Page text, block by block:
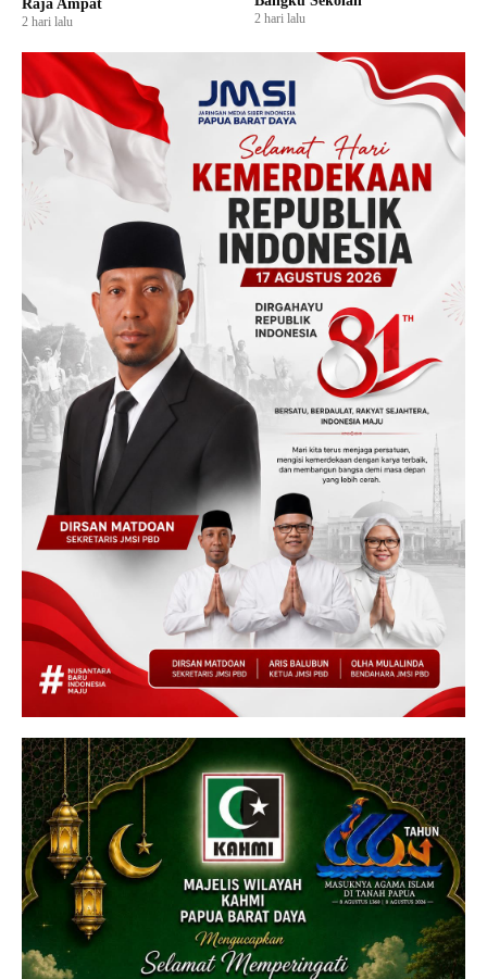
Raja Ampat
2 hari lalu 2 hari lalu